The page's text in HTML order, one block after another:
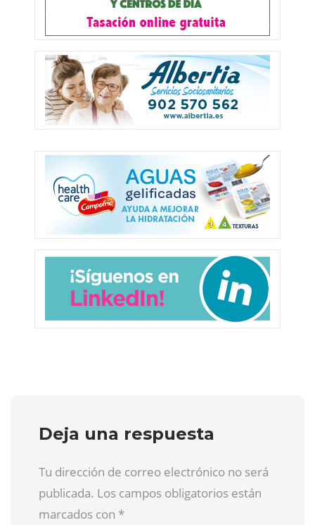
Deja una respuesta
Tu dirección de correo electrónico no será
publicada. Los campos obligatorios están
marcados con *